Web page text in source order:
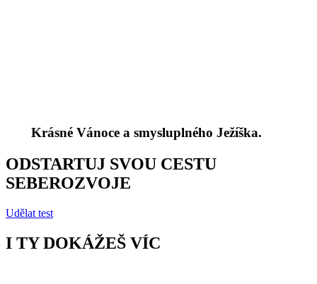
Krásné Vánoce a smysluplného Ježíška.
ODSTARTUJ SVOU CESTU
SEBEROZVOJE
Udělat test
I TY DOKÁŽEŠ VÍC